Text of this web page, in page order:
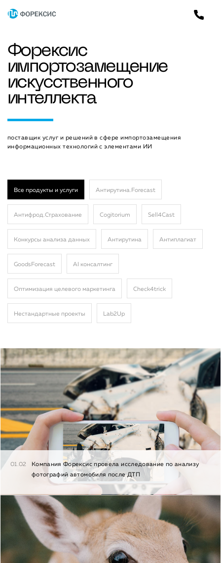
Форексис
импортозамещение
искусственного
интеллекта
поставщик услуг и решений в сфере импортозамещения
информационных технологий с элементами ИИ
Все продукты и услуги Антирутина.Forecast
Антифрод.Страхование Cogitorium Sell4Cast
Конкурсы анализа данных Антирутина Антиплагиат
GoodsForecast AI консалтинг
Оптимизация целевого маркетинга Сheck4trick
Нестандартные проекты Lab2Up
01.02
Компания Форексис провела исследование по анализу
фотографий автомобиля после ДТП